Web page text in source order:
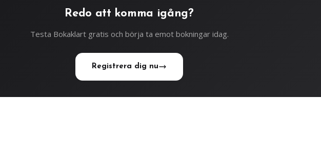
Redo att komma igång?
Testa Bokaklart gratis och börja ta emot bokningar idag.
Registrera dig nu